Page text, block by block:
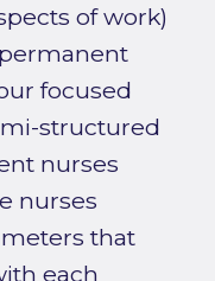
of work)
focused
structured
nurses
nurses
that
each